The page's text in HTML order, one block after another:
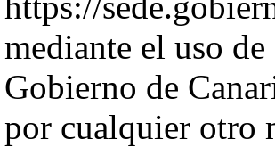
mediante el uso
Gobierno de
por cualquier otro